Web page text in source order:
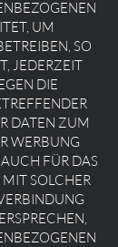
UM
SO
JEDERZEIT
DIE
DATEN ZUM
WERBUNG
FÜR DAS
SOLCHER